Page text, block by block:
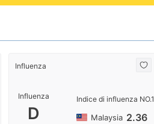
Influenza
Influenza
D
Indice di influenza NO.1
Malaysia 2.36